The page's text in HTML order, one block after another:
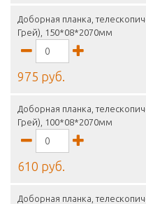
Доборная планка,
Грей), 150*08*2070мм
975 руб.
Доборная планка,
Грей), 100*08*2070мм
610 руб.
Доборная планка,